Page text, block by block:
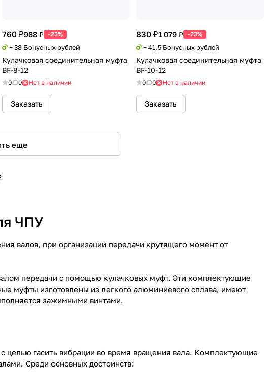
760 ₽988 ₽ -23%
+ 38 Бонусных рублей
Кулачковая соединительная муфта
BF-8-12
0 0 Нет в наличии
Заказать
830 ₽1 079 ₽ -23%
+ 41.5 Бонусных рублей
Кулачковая соединительная муфта
BF-10-12
0 0 Нет в наличии
Заказать
еще
ЧПУ
валов, при организации передачи крутящего момент от
передачи с помощью кулачковых муфт. Эти комплектующие
муфты изготовлены из легкого алюминиевого сплава, имеют
зажимными винтами.
целью гасить вибрации во время вращения вала. Комплектующие
Среди основных достоинств: